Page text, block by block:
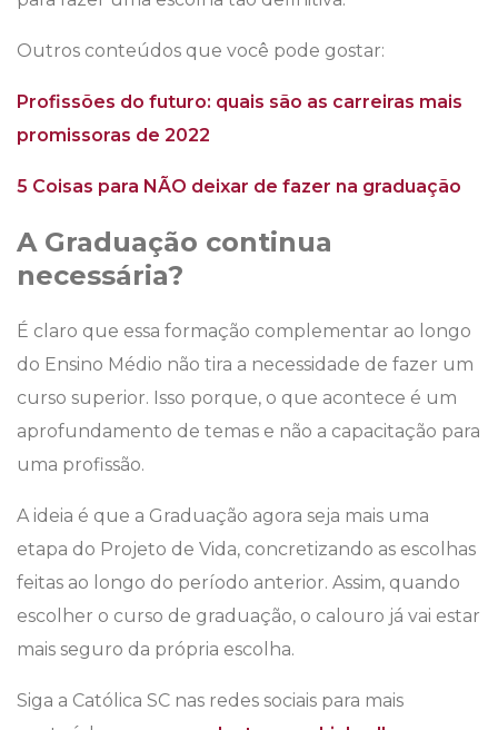
Outros conteúdos que você pode gostar:
Profissões do futuro: quais são as carreiras mais
promissoras de 2022
5 Coisas para NÃO deixar de fazer na graduação
A Graduação continua
necessária?
É claro que essa formação complementar ao longo
do Ensino Médio não tira a necessidade de fazer um
curso superior. Isso porque, o que acontece é um
aprofundamento de temas e não a capacitação para
uma profissão.
A ideia é que a Graduação agora seja mais uma
etapa do Projeto de Vida, concretizando as escolhas
feitas ao longo do período anterior. Assim, quando
escolher o curso de graduação, o calouro já vai estar
mais seguro da própria escolha.
Siga a Católica SC nas redes sociais para mais